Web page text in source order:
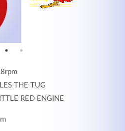
THE TUG
RED ENGINE